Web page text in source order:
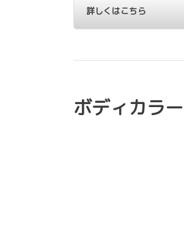
詳しくはこちら
ボディカラー